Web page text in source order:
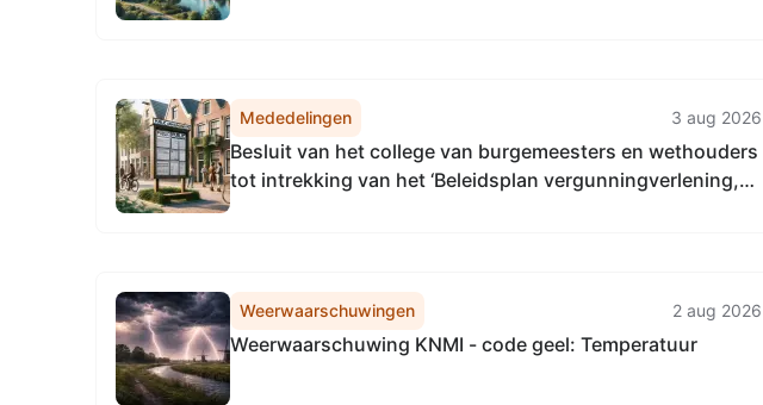
Mededelingen 3 aug 2026
Besluit van het college van burgemeesters en wethouders
tot intrekking van het ‘Beleidsplan vergunningverlening,
Weerwaarschuwingen 2 aug 2026
Weerwaarschuwing KNMI - code geel: Temperatuur